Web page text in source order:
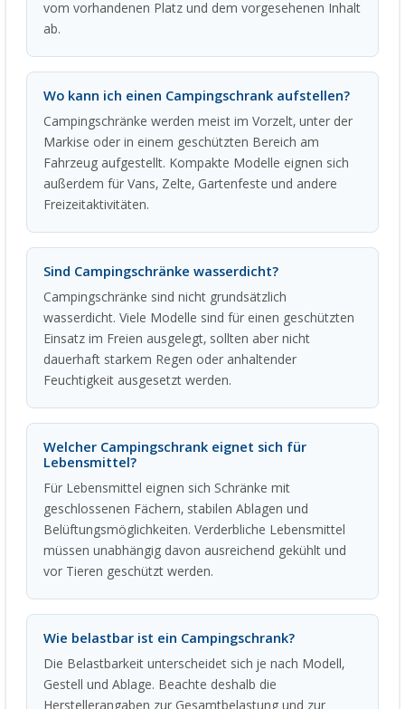
vom vorhandenen Platz und dem vorgesehenen Inhalt
ab.
Wo kann ich einen Campingschrank aufstellen?
Campingschränke werden meist im Vorzelt, unter der
Markise oder in einem geschützten Bereich am
Fahrzeug aufgestellt. Kompakte Modelle eignen sich
außerdem für Vans, Zelte, Gartenfeste und andere
Freizeitaktivitäten.
Sind Campingschränke wasserdicht?
Campingschränke sind nicht grundsätzlich
wasserdicht. Viele Modelle sind für einen geschützten
Einsatz im Freien ausgelegt, sollten aber nicht
dauerhaft starkem Regen oder anhaltender
Feuchtigkeit ausgesetzt werden.
Welcher Campingschrank eignet sich für
Lebensmittel?
Für Lebensmittel eignen sich Schränke mit
geschlossenen Fächern, stabilen Ablagen und
Belüftungsmöglichkeiten. Verderbliche Lebensmittel
müssen unabhängig davon ausreichend gekühlt und
vor Tieren geschützt werden.
Wie belastbar ist ein Campingschrank?
Die Belastbarkeit unterscheidet sich je nach Modell,
Gestell und Ablage. Beachte deshalb die
Herstellerangaben zur Gesamtbelastung und zur